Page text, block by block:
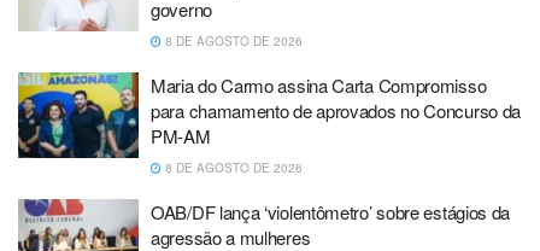
governo
8 DE AGOSTO DE 2026
Maria do Carmo assina Carta Compromisso
para chamamento de aprovados no Concurso da
PM-AM
8 DE AGOSTO DE 2026
OAB/DF lança ‘violentômetro’ sobre estágios da
agressão a mulheres